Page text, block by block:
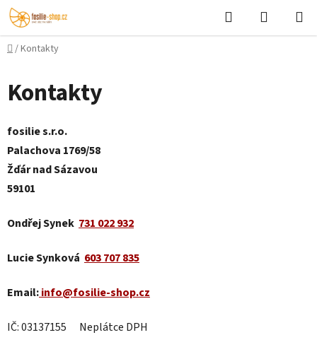
Přejít
na
obsah
Hledat
KOŠÍK
Domů
/Kontakty
Kontakty
fosilie s.r.o.
Palachova 1769/58
Žďár nad Sázavou
59101
Ondřej Synek 731 022 932
Lucie Synková 603 707 835
Email:info@fosilie-shop.cz
IČ: 03137155 Neplátce DPH